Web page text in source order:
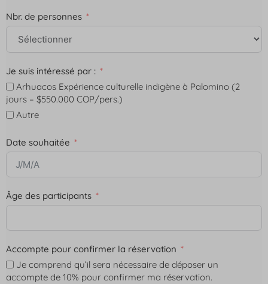
Nbr. de personnes
Je suis intéressé par :
Arhuacos Expérience culturelle indigène à Palomino (2
jours – $550.000 COP/pers.)
Autre
Date souhaitée
Âge des participants
Accompte pour confirmer la réservation
Je comprend qu’il sera nécessaire de déposer un
accompte de 10% pour confirmer ma réservation.